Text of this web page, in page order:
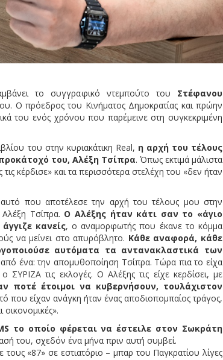
το συγγραφικό ντεμπούτο του Στέφανου
Ο πρόεδρος του Κινήματος Δημοκρατίας και πρώην
του ενός χρόνου που παρέμεινε στη συγκεκριμένη
του στην κυριακάτικη Real, η αρχή του τέλους
του, Αλέξη Τσίπρα. Όπως εκτιμά μάλιστα
κέρδισε» και τα περισσότερα στελέχη του «δεν ήταν
που αποτέλεσε την αρχή του τέλους μου στην
Τσίπρα. Ο Αλέξης ήταν κάτι σαν το «άγιο
κανείς, ο αναμορφωτής που έκανε το κόμμα
να μείνει στο απυρόβλητο. Κάθε αναφορά, κάθε
αυτόματα τα αντανακλαστικά των
ένα: την απομυθοποίηση Τσίπρα. Τώρα πια το είχα
ΣΥΡΙΖΑ τις εκλογές. Ο Αλέξης τις είχε κερδίσει, με
ποτέ έτοιμοι να κυβερνήσουν, τουλάχιστον
που είχαν ανάγκη ήταν ένας αποδιοπομπαίος τράγος,
το οποίο φέρεται να έστειλε στον Σωκράτη
του, σχεδόν ένα μήνα πριν αυτή συμβεί.
«87» σε εστιατόριο – μπαρ του Παγκρατίου λίγες